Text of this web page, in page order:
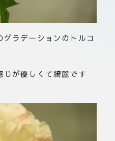
ラデーションのトルコ
じが優しくて綺麗です